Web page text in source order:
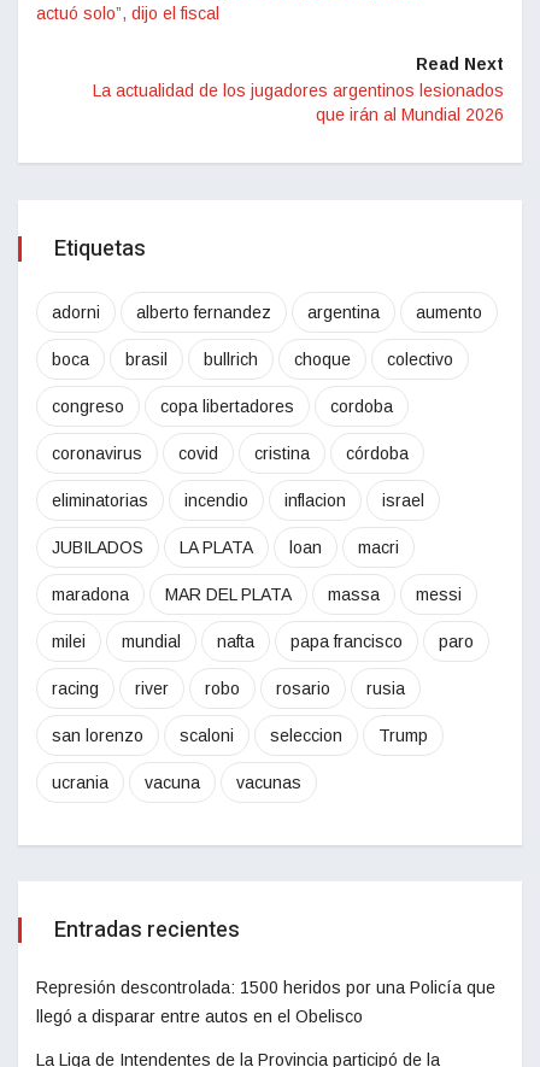
actuó solo”, dijo el fiscal
Read Next
La actualidad de los jugadores argentinos lesionados
que irán al Mundial 2026
Etiquetas
adorni alberto fernandez argentina aumento
boca brasil bullrich choque colectivo
congreso copa libertadores cordoba
coronavirus covid cristina córdoba
eliminatorias incendio inflacion israel
JUBILADOS LA PLATA loan macri
maradona MAR DEL PLATA massa messi
milei mundial nafta papa francisco paro
racing river robo rosario rusia
san lorenzo scaloni seleccion Trump
ucrania vacuna vacunas
Entradas recientes
Represión descontrolada: 1500 heridos por una Policía que
llegó a disparar entre autos en el Obelisco
La Liga de Intendentes de la Provincia participó de la